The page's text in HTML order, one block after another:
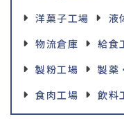
洋菓子工場
液
物流倉庫
給食
製粉工場
製薬
食肉工場
飲料